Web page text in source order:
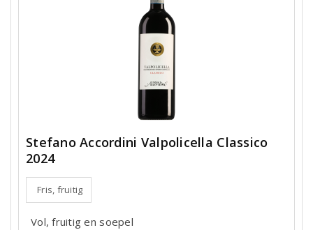
Stefano Accordini Valpolicella Classico
2024
Fris, fruitig
Vol, fruitig en soepel